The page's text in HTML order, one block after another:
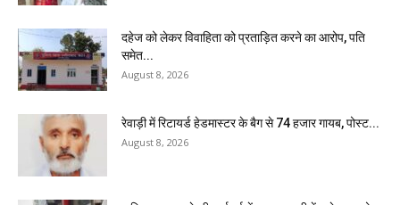
दहेज को लेकर विवाहिता को प्रताड़ित करने का आरोप, पति
समेत...
August 8, 2026
रेवाड़ी में रिटायर्ड हेडमास्टर के बैग से ₹74 हजार गायब, पोस्ट...
August 8, 2026